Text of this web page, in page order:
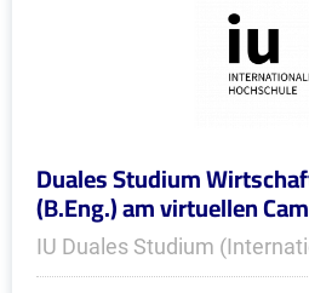
Duales Studium
(B.Eng.) am virtuellen
IU Duales Studium